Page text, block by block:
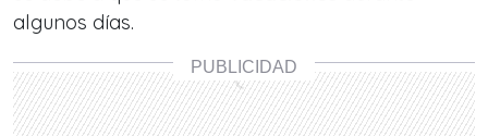
algunos días.